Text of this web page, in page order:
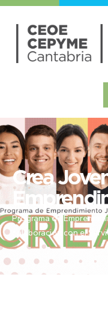
Crea
Programa de
colaboración con el